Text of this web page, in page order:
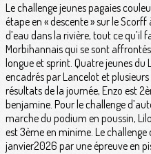
Le challenge jeunes pagaies
étape en « descente » sur le
d’eau dans la rivière, tout ce
Morbihannais qui se sont
longue et sprint. Quatre jeunes du
encadrés par Lancelot et
résultats de la journée, Enzo est
benjamine. Pour le challenge
marche du podium en poussin,
est 3ème en minime. Le challenge
janvier2026 par une épreuve en